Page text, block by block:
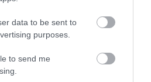
data to be sent to
purposes.
to send me